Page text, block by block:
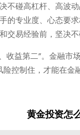
碰高杠杆、高波动
的专业度、心态要
易经验前，坚决不
益第二”。金融市
控制住，才能在金
黄金投资怎